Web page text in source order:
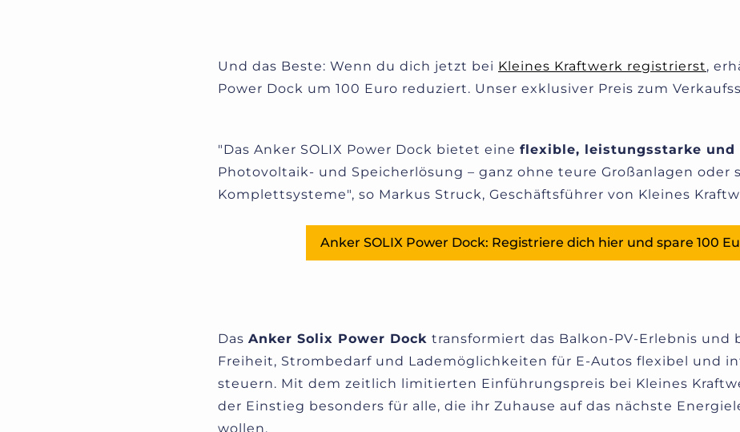
Und das Beste: Wenn du dich jetzt bei Kleines Kraftwerk registrierst,
Power Dock um 100 Euro reduziert. Unser exklusiver Preis zum
"Das Anker SOLIX Power Dock bietet eine flexible, leistungsstarke und
Photovoltaik- und Speicherlösung – ganz ohne teure Großanlagen oder
Komplettsysteme", so Markus Struck, Geschäftsführer von Kleines
Anker SOLIX Power Dock: Registriere dich hier und spare 100
Das Anker Solix Power Dock transformiert das Balkon-PV-Erlebnis und
Freiheit, Strombedarf und Lademöglichkeiten für E-Autos flexibel und
steuern. Mit dem zeitlich limitierten Einführungspreis bei Kleines
der Einstieg besonders für alle, die ihr Zuhause auf das nächste
wollen.